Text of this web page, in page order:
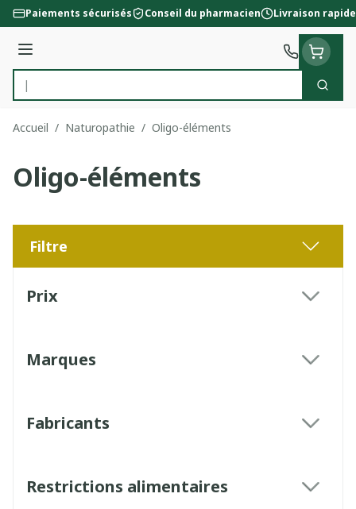
Aller au contenu
Paiements sécurisés Conseil du pharmacien Livraison rapide
Menu
Rechercher
Accueil / Naturopathie / Oligo-éléments
Oligo-éléments
Filtre
Prix
Marques
Fabricants
Restrictions alimentaires